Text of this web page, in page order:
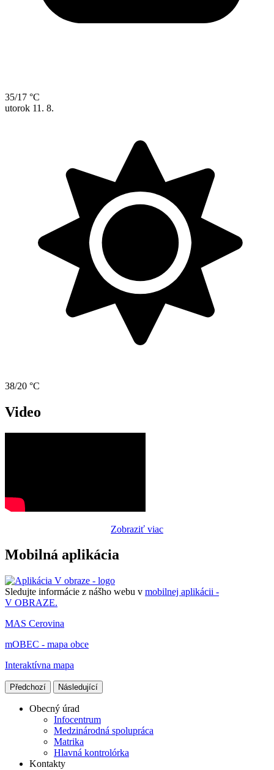
35/17 °C
utorok 11. 8.
38/20 °C
Video
Zobraziť viac
Mobilná aplikácia
Sledujte informácie z nášho webu v mobilnej aplikácii -
V OBRAZE.
MAS Cerovina
mOBEC - mapa obce
Interaktívna mapa
Předchozí Následující
Obecný úrad
Infocentrum
Medzinárodná spolupráca
Matrika
Hlavná kontrolórka
Kontakty